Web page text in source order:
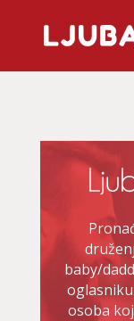
baby/
osoba